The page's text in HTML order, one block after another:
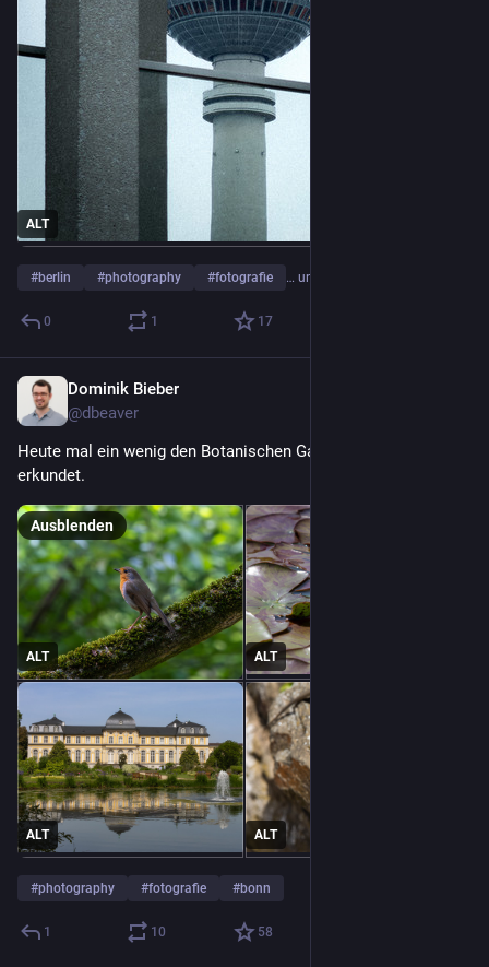
ALT
#berlin #photography #fotografie … und 1 weiterer
0 1 17
Dominik Bieber
@dbeaver
Heute mal ein wenig den Botanischen Garten in Bonn
erkundet.
ALT ALT
ALT ALT
Ausblenden
#photography #fotografie #bonn
1 10 58